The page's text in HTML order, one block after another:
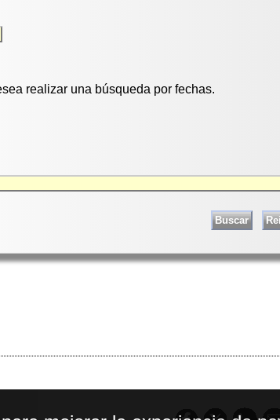
realizar una búsqueda por fechas.